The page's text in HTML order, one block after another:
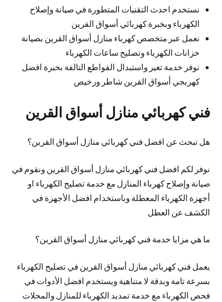
نستخدم احدث التقنيات المتطورة في صيانة وإصلاح
الكهرباء وبخبرة كهربائي أسواق القرين
نعمل عبر متخصص كهرباء منازل أسواق القرين بصيانة
خزانات الكهرباء وتصليح ساعات الكهرباء
نوفر خدمة تغير واستبدال القواطع التالفة بخبرة افضل
كهربجي أسواق القرين شاطر ورخيص
فني كهربائي منازل أسواق القرين
هل تبحث عن افضل فني كهربائي منازل أسواق القرين؟
نوفر لكم افضل فني كهربائي منازل أسواق القرين ونقوم في
صيانة وإصلاح كهرباء المنازل مع خدمة تصليح الكهرباء او
أجهزة الكهرباء المعطلة وباستخدام افضل الأجهزة في
الكشف عن العطل
ما هي مزايا خدمة فني كهربائي منازل أسواق القرين؟
يعمل فني كهربائي منازل أسواق القرين في تصليح الكهرباء
بسرعة تامة وبدقة لا متناهية ويستخدم افضل الأدوات في
فحص الكهرباء مع خدمة تمديد الكهرباء للمنازل والمحلات